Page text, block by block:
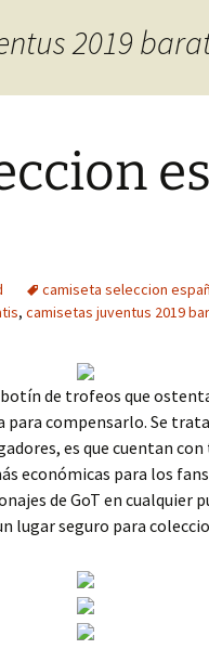
2019
camiseta seleccion
, camisetas juventus 2019
de trofeos que
compensarlo. Se
es que cuentan
económicas para los
de GoT en cualquier
lugar seguro para